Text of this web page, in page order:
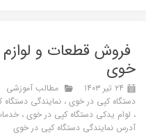
فروش قطعات و
خوی
۲۴ تیر ۱۴۰۳ مطالب آموزشی
دستگاه کپی در خوی ، نمایندگی
، لوام یدکی دستگاه کپی در خوی ،
آدرس نمایندگی دستگاه کپی در خوی